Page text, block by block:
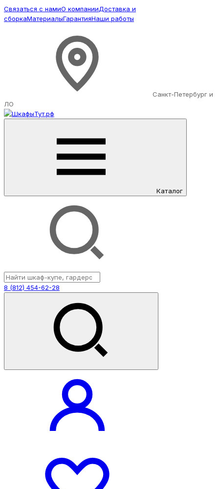
Связаться с намиО компанииДоставка и
сборкаМатериалыГарантияНаши работы
Санкт-Петербург и
ЛО
Каталог
8 (812) 454-62-28